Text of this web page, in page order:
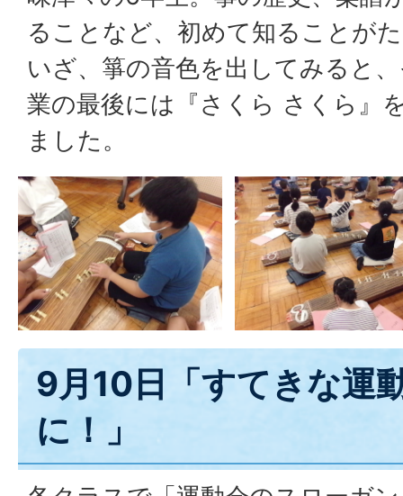
ることなど、初めて知ることが
いざ、箏の音色を出してみると
業の最後には『さくら さくら』
ました。
9月10日「すてきな運
に！」